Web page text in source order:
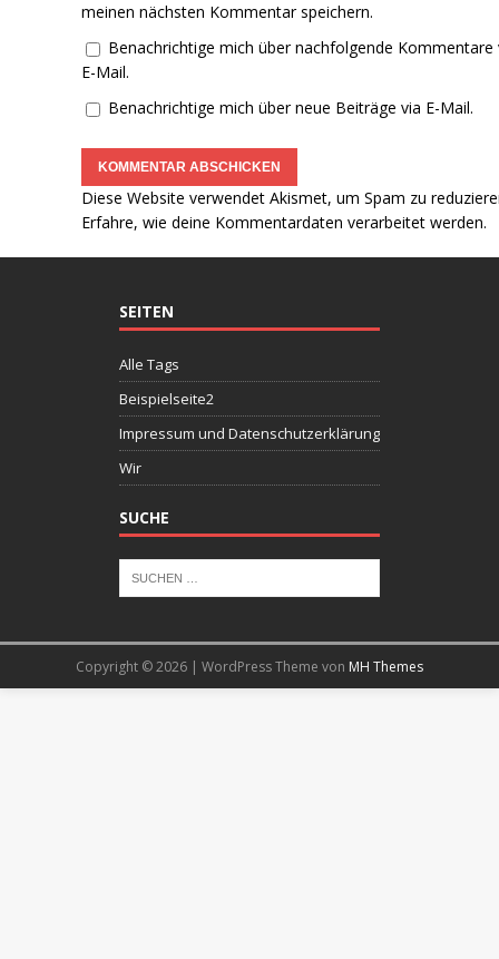
meinen nächsten Kommentar speichern.
Benachrichtige mich über nachfolgende Kommentare
E-Mail.
Benachrichtige mich über neue Beiträge via E-Mail.
Diese Website verwendet Akismet, um Spam zu
Erfahre, wie deine Kommentardaten verarbeitet werden.
SEITEN
Alle Tags
Beispielseite2
Impressum und Datenschutzerklärung
Wir
SUCHE
Copyright © 2026 | WordPress Theme von MH Themes